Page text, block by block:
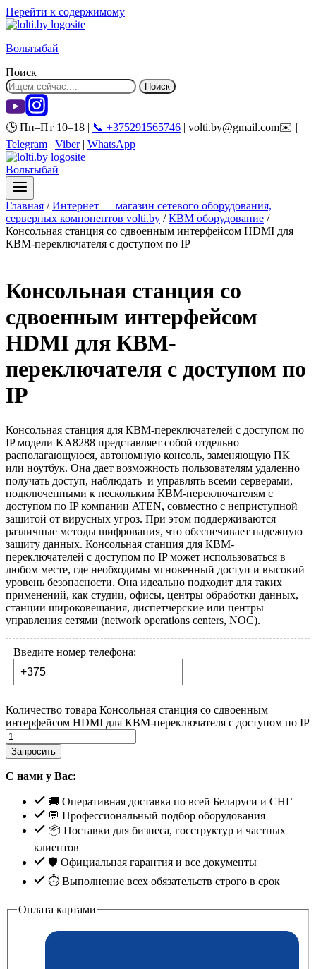
Перейти к содержимому
Вольтыбай
Поиск
Поиск
🕒 Пн–Пт 10–18 | 📞 +375291565746 | volti.by@gmail.com✉️ |
Telegram | Viber| WhatsApp
Вольтыбай
Главная / Интернет — магазин сетевого оборудования,
серверных компонентов volti.by / КВМ оборудование /
Консольная станция со сдвоенным интерфейсом HDMI для
КВМ-переключателя с доступом по IP
Консольная станция со
сдвоенным интерфейсом
HDMI для КВМ-
переключателя с доступом по
IP
Консольная станция для КВМ-переключателей с доступом по
IP модели KA8288 представляет собой отдельно
располагающуюся, автономную консоль, заменяющую ПК
или ноутбук. Она дает возможность пользователям удаленно
получать доступ, наблюдать и управлять всеми серверами,
подключенными к нескольким КВМ-переключателям с
доступом по IP компании ATEN, совместно с неприступной
защитой от вирусных угроз. При этом поддерживаются
различные методы шифрования, что обеспечивает надежную
защиту данных. Консольная станция для КВМ-
переключателей с доступом по IP может использоваться в
любом месте, где необходимы мгновенный доступ и высокий
уровень безопасности. Она идеально подходит для таких
применений, как студии, офисы, центры обработки данных,
станции широковещания, диспетчерские или центры
управления сетями (network operations centers, NOC).
Введите номер телефона:
Количество товара Консольная станция со сдвоенным
интерфейсом HDMI для КВМ-переключателя с доступом по IP
Запросить
С нами у Вас:
🚚 Оперативная доставка по всей Беларуси и СНГ
💬 Профессиональный подбор оборудования
📦 Поставки для бизнеса, госструктур и частных
клиентов
🛡️ Официальная гарантия и все документы
⏱ Выполнение всех обязательств строго в срок
Оплата картами